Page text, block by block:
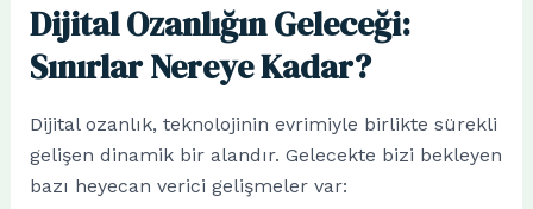
Dijital Ozanlığın Geleceği:
Sınırlar Nereye Kadar?
Dijital ozanlık, teknolojinin evrimiyle birlikte sürekli
gelişen dinamik bir alandır. Gelecekte bizi bekleyen
bazı heyecan verici gelişmeler var: